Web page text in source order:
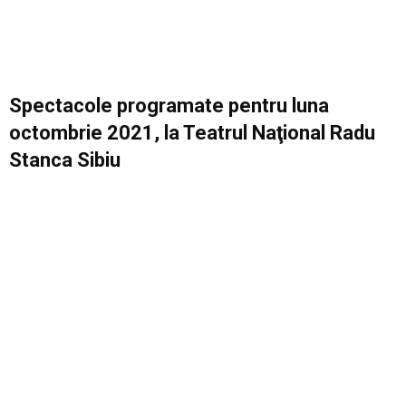
Spectacole programate pentru luna
octombrie 2021, la Teatrul Naţional Radu
Stanca Sibiu